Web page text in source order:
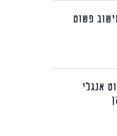
פשוט
אנגלי